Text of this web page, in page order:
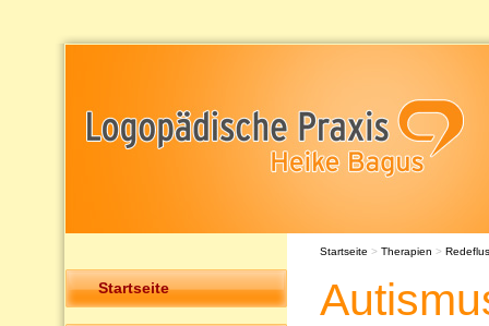
Startseite
Startseite > Therapien >